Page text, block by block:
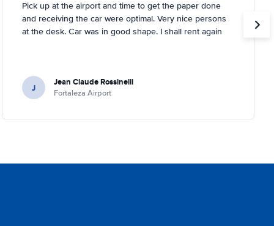
Pick up at the airport and time to get the paper done
and receiving the car were optimal. Very nice persons
at the desk. Car was in good shape. I shall rent again
J Jean Claude Rossinelli
Fortaleza Airport